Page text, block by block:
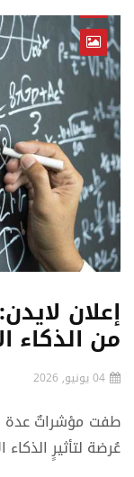
إعلان
من الذكاء
04 يونيو, 2026
طفت مؤشراتٌ عدة
عُرضة لتأثيرٍ